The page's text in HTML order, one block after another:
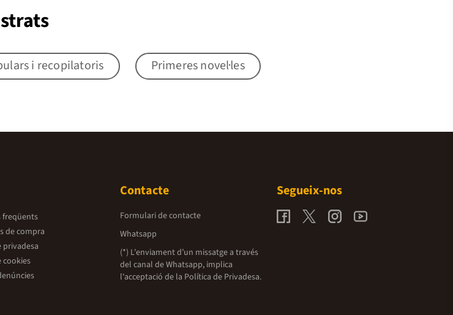
i recopilatoris Primeres novel·les
freqüents
de compra
privadesa
cookies
Contacte
Formulari de contacte
Whatsapp
(*) L'enviament d’un missatge a través
del canal de Whatsapp, implica
l'acceptació de la Política de Privadesa.
Segueix-nos